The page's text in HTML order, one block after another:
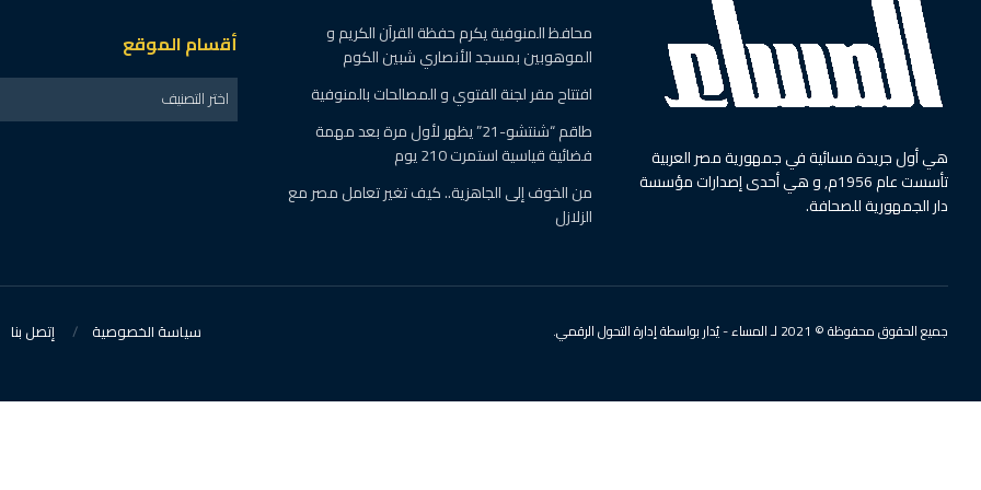
هي أول جريدة مسائية في جمهورية مصر العربية
تأسست عام 1956م, و هي أحدى إصدارات مؤسسة
دار الجمهورية للصحافة.
محافظ المنوفية يكرم حفظة القرآن الكريم و
الموهوبين بمسجد الأنصاري شبين الكوم
افتتاح مقر لجنة الفتوي و المصالحات بالمنوفية
طاقم “شنتشو-21” يظهر لأول مرة بعد مهمة
فضائية قياسية استمرت 210 يوم
من الخوف إلى الجاهزية.. كيف تغير تعامل مصر مع
الزلازل
أقسام الموقع
اختر التصنيف
سياسة الخصوصية إتصل بنا جميع الحقوق محفوظة © 2021 لـ المساء - يُدار بواسطة إدارة التحول الرقمي.